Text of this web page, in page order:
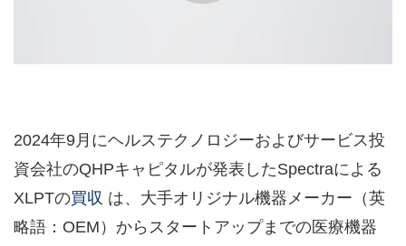
2024年9月にヘルステクノロジーおよびサービス投
資会社のQHPキャピタルが発表したSpectraによる
XLPTの買収 は、大手オリジナル機器メーカー（英
略語：OEM）からスタートアップまでの医療機器